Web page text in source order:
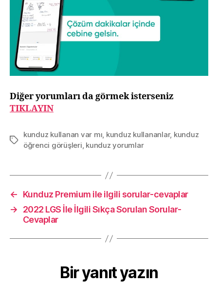
Diğer yorumları da görmek isterseniz
TIKLAYIN
Etiketler
kunduz kullanan var mı, kunduz kullananlar, kunduz
öğrenci görüşleri, kunduz yorumlar
←
Kunduz Premium ile ilgili sorular-cevaplar
→
2022 LGS İle İlgili Sıkça Sorulan Sorular-
Cevaplar
Bir yanıt yazın